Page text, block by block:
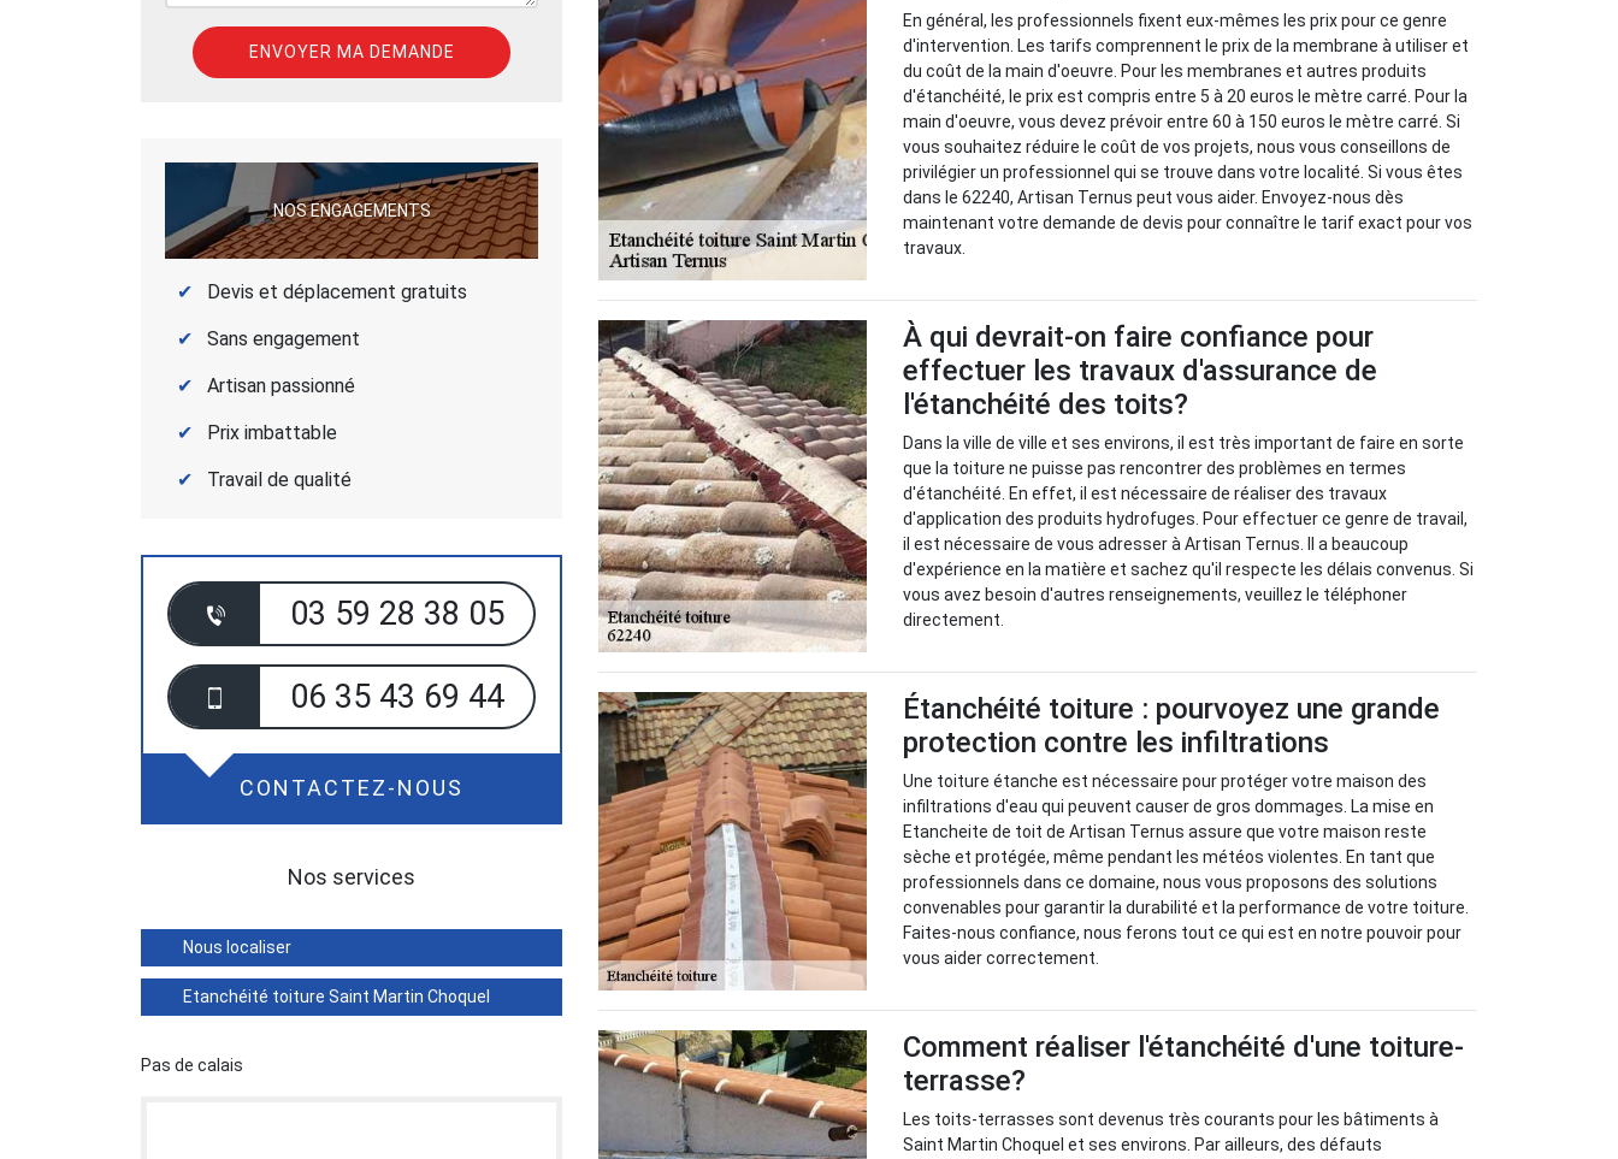
NOS ENGAGEMENTS
Devis et déplacement gratuits
Sans engagement
Artisan passionné
Prix imbattable
Travail de qualité
03 59 28 38 05
06 35 43 69 44
CONTACTEZ-NOUS
Nos services
Nous localiser
Etanchéité toiture Saint Martin Choquel
Pas de calais
En général, les professionnels fixent eux-mêmes les prix pour ce genre
d'intervention. Les tarifs comprennent le prix de la membrane à utiliser et
du coût de la main d'oeuvre. Pour les membranes et autres produits
d'étanchéité, le prix est compris entre 5 à 20 euros le mètre carré. Pour la
main d'oeuvre, vous devez prévoir entre 60 à 150 euros le mètre carré. Si
vous souhaitez réduire le coût de vos projets, nous vous conseillons de
privilégier un professionnel qui se trouve dans votre localité. Si vous êtes
dans le 62240, Artisan Ternus peut vous aider. Envoyez-nous dès
maintenant votre demande de devis pour connaître le tarif exact pour vos
travaux.
À qui devrait-on faire confiance pour
effectuer les travaux d'assurance de
l'étanchéité des toits?
Dans la ville de ville et ses environs, il est très important de faire en sorte
que la toiture ne puisse pas rencontrer des problèmes en termes
d'étanchéité. En effet, il est nécessaire de réaliser des travaux
d'application des produits hydrofuges. Pour effectuer ce genre de travail,
il est nécessaire de vous adresser à Artisan Ternus. Il a beaucoup
d'expérience en la matière et sachez qu'il respecte les délais convenus. Si
vous avez besoin d'autres renseignements, veuillez le téléphoner
directement.
Étanchéité toiture : pourvoyez une grande
protection contre les infiltrations
Une toiture étanche est nécessaire pour protéger votre maison des
infiltrations d'eau qui peuvent causer de gros dommages. La mise en
Etancheite de toit de Artisan Ternus assure que votre maison reste
sèche et protégée, même pendant les météos violentes. En tant que
professionnels dans ce domaine, nous vous proposons des solutions
convenables pour garantir la durabilité et la performance de votre toiture.
Faites-nous confiance, nous ferons tout ce qui est en notre pouvoir pour
vous aider correctement.
Comment réaliser l'étanchéité d'une toiture-
terrasse?
Les toits-terrasses sont devenus très courants pour les bâtiments à
Saint Martin Choquel et ses environs. Par ailleurs, des défauts